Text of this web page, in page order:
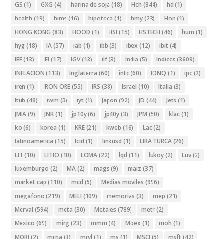
GS (1) GXG (4) harina de soja (18) Hch (844) hd (1)
health (19) hims (16) hipoteca (1) hmy(23) Hon (1)
HONG KONG (83) HOOD (1) HSI (15) HSTECH (46) hum (1)
hyg (18) IA(57) iab (1) ibb (3) ibex (12) ibit (4)
IEF(13) IEI (17) IGV(13) ilf(3) India (5) Indices (3609)
INFLACION (113) Inglaterra (60) intc(60) IONQ (1) ipc(2)
iren (1) IRON ORE(55) IRS (38) Israel (10) Italia (3)
Itub (48) iwm (3) iyt (1) Japon (92) JD (44) Jets (1)
JMIA(9) JNK(1) jp10y(6) jp40y(3) JPM (50) klac(1)
ko (6) korea (1) KRE(21) kweb (16) Lac(2)
latinoamerica (15) lcid (1) linkusd (1) LIRA TURCA(26)
LIT (10) LITIO (10) LOMA(22) lqd (11) lukoy(2) Luv(2)
luxemburgo (2) MA(2) mags (9) maiz (37)
market cap (110) mcd (5) Medias moviles (996)
megafono (219) MELI (109) memorias (3) mep (21)
Merval (594) meta (30) Metales (789) metr(2)
Mexico (69) mirg (23) mmm (4) Moex (1) moh (1)
MORI (2) mrna (3) mrvl (1) ms (1) MSCI (5) msft (42)